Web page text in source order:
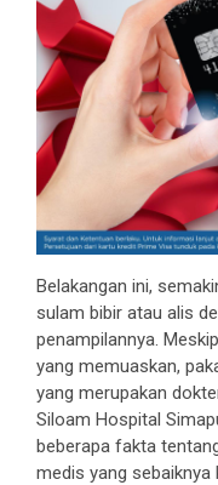
Belakangan ini,
sulam bibir atau alis
penampilannya.
yang memuaskan,
yang merupakan
Siloam Hospital
beberapa fakta
medis yang